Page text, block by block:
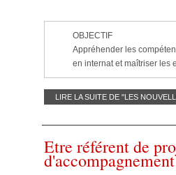
OBJECTIF
Appréhender les
en internat et maîtriser les
LIRE LA SUITE DE "LES
Etre référent de
d'accompagnement